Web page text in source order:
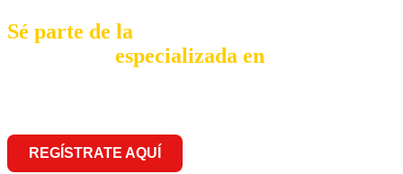
Sé parte de la
especializada en
REGÍSTRATE AQUÍ